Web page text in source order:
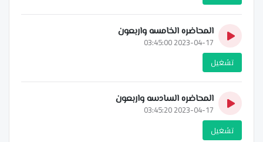
المحاضره الخامسه واربعون
2023-04-17 03:45:00
تشغيل
المحاضره السادسه واربعون
2023-04-17 03:45:20
تشغيل